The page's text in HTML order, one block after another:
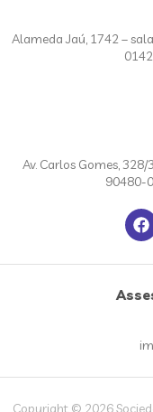
Alameda Jaú, 1742 –
Av. Carlos Gomes,
90480-
Copyright © 2026